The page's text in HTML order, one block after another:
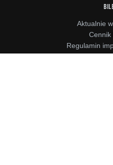
Aktualnie
Cennik
Regulamin
Regulamin